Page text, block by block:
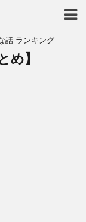
話 ランキング
め】